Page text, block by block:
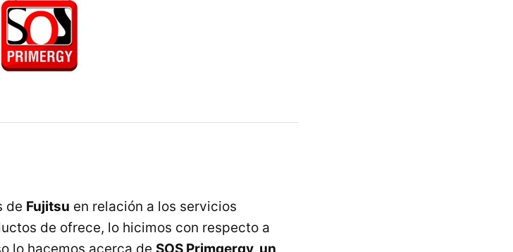
de Fujitsu en relación a los servicios
de ofrece, lo hicimos con respecto a